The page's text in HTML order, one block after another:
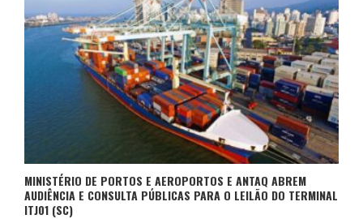
MINISTÉRIO DE PORTOS E AEROPORTOS E ANTAQ ABREM
AUDIÊNCIA E CONSULTA PÚBLICAS PARA O LEILÃO DO TERMINAL
ITJ01 (SC)